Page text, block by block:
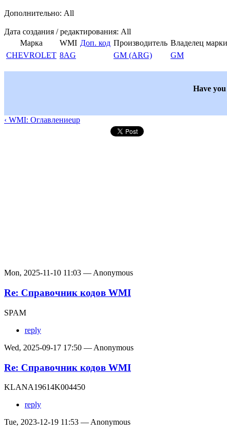
Дополнительно: All
Дата создания / редактирования: All
Марка
WMI Доп. код Производитель Владелец марки
CHEVROLET 8AG GM (ARG) GM
Have
‹ WMI: Оглавлениеup
Mon, 2025-11-10 11:03 — Anonymous
Re: Справочник кодов WMI
SPAM
reply
Wed, 2025-09-17 17:50 — Anonymous
Re: Справочник кодов WMI
KLANA19614K004450
reply
Tue, 2023-12-19 11:53 — Anonymous